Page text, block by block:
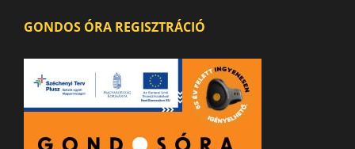
GONDOS ÓRA REGISZTRÁCIÓ